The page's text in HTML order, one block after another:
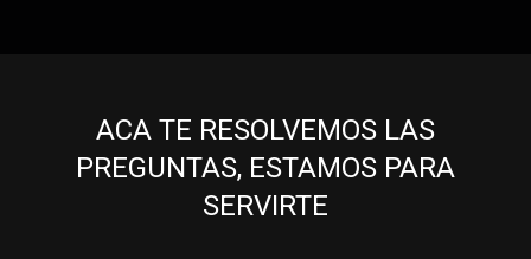
ACA TE RESOLVEMOS LAS
PREGUNTAS, ESTAMOS PARA
SERVIRTE